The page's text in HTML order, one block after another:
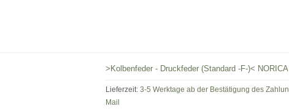
>Kolbenfeder - Druckfeder (Standard -F-)<
Lieferzeit:3-5 Werktage ab der Bestätigung des
Mail